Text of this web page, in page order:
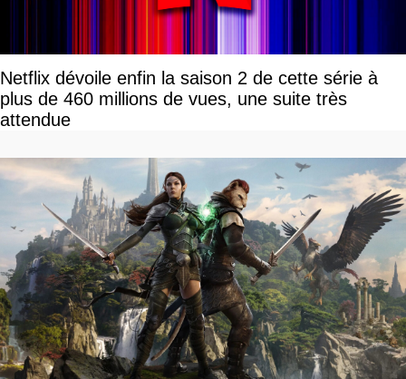
Netflix dévoile enfin la saison 2 de cette série à
plus de 460 millions de vues, une suite très
attendue